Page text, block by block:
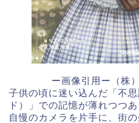
ー画像引用ー（株
子供の頃に迷い込んだ「不
ド）」での記憶が薄れつつ
自慢のカメラを片手に、街